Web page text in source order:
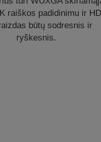
raiškos padidinimu ir
būtų sodresnis ir
ryškesnis.